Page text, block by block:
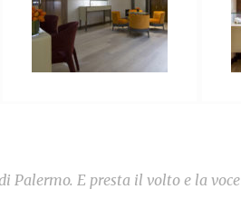
Palermo. E presta il volto e la